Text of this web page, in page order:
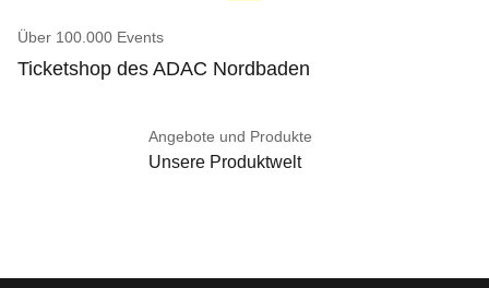
Über 100.000 Events
Ticketshop des ADAC Nordbaden
Angebote und Produkte
Unsere Produktwelt